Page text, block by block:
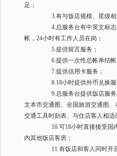
足；
3.有与饭店规模、星级
4.总服务台有中英文标
帐， 24小时有工作人员在岗；
5.提供留言服务；
6.提供一次性总帐单结
7.提供信用卡服务；
8.18小时提供外币兑换服
9.总服务台提供饭店服
文本市交通图、全国旅游交通图
交通工具时刻表、与住店客人相适
10.可18小时直接接受国
内其他饭店客房；
11.有饭店和客人同时开